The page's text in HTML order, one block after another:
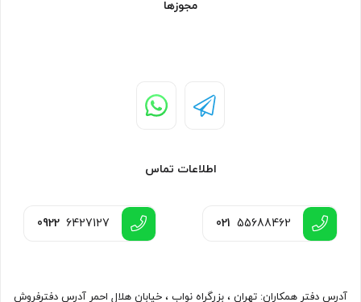
مجوزها
اطلاعات تماس
021 55688462
0922 6427127
آدرس دفتر همکاران: تهران ، بزرگراه نواب ، خیابان هلال احمر آدرس دفترفروش